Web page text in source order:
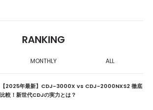
RANKING
MONTHLY ALL
【2025年最新】CDJ-3000X vs CDJ-2000NXS2 徹底
比較！新世代CDJの実力とは？